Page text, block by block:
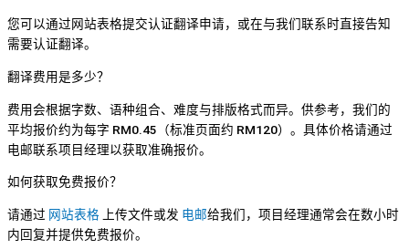
您可以通过网站表格提交认证翻译申请，或在与我们联系时直接告知
需要认证翻译。
翻译费用是多少？
费用会根据字数、语种组合、难度与排版格式而异。供参考，我们的
平均报价约为每字 RM0.45（标准页面约 RM120）。具体价格请通过
电邮联系项目经理以获取准确报价。
如何获取免费报价？
请通过 网站表格 上传文件或发 电邮给我们，项目经理通常会在数小时
内回复并提供免费报价。